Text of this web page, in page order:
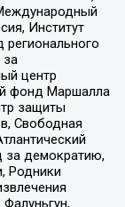
Международный
Институт
за
центр
фонд Маршалла
защиты
Свободная
за демократию,
Родники